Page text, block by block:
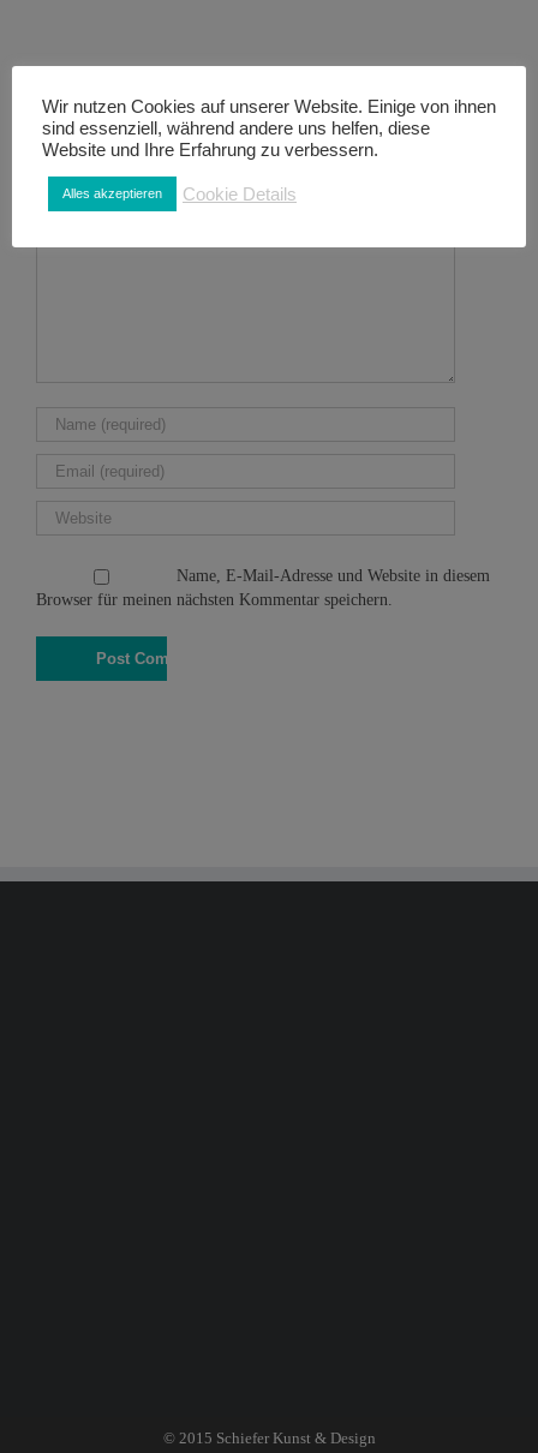
Leave A Comment
Name, E-Mail-Adresse und Website in diesem
Browser für meinen nächsten Kommentar speichern.
© 2015 Schiefer Kunst & Design
Wir nutzen Cookies auf unserer Website. Einige von ihnen
sind essenziell, während andere uns helfen, diese
Website und Ihre Erfahrung zu verbessern.
Alles akzeptieren Cookie Details